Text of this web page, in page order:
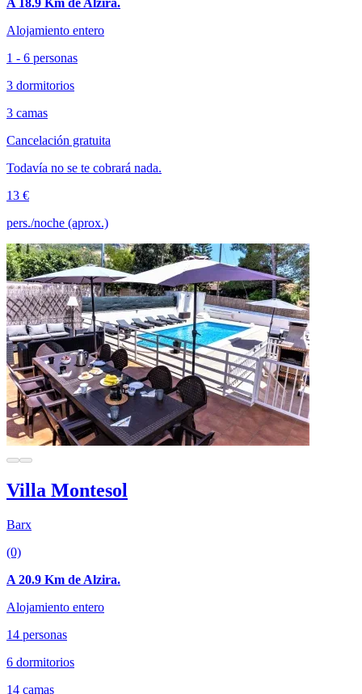
A 18.9 Km de Alzira.
Alojamiento entero
1 - 6 personas
3 dormitorios
3 camas
Cancelación gratuita
Todavía no se te cobrará nada.
13 €
pers./noche (aprox.)
Villa Montesol
Barx
(0)
A 20.9 Km de Alzira.
Alojamiento entero
14 personas
6 dormitorios
14 camas